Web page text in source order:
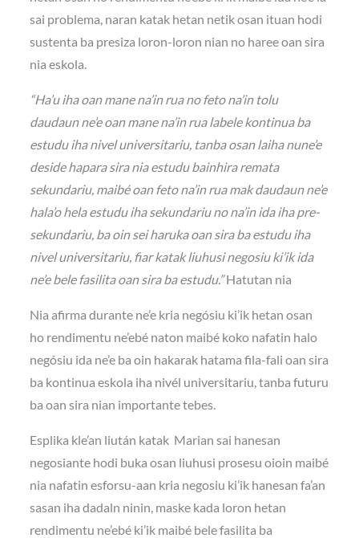
sai problema, naran katak hetan netik osan ituan hodi
sustenta ba presiza loron-loron nian no haree oan sira
nia eskola.
“Ha’u iha oan mane na’in rua no feto na’in tolu
daudaun ne’e oan mane na’in rua labele kontinua ba
estudu iha nivel universitariu, tanba osan laiha nune’e
deside hapara sira nia estudu bainhira remata
sekundariu, maibé oan feto na’in rua mak daudaun ne’e
hala’o hela estudu iha sekundariu no na’in ida iha pre-
sekundariu, ba oin sei haruka oan sira ba estudu iha
nivel universitariu, fiar katak liuhusi negosiu ki’ik ida
ne’e bele fasilita oan sira ba estudu.”Hatutan nia
Nia afirma durante ne’e kria negósiu ki’ik hetan osan
ho rendimentu ne’ebé naton maibé koko nafatin halo
negósiu ida ne’e ba oin hakarak hatama fila-fali oan sira
ba kontinua eskola iha nivél universitariu, tanba futuru
ba oan sira nian importante tebes.
Esplika kle’an liután katak Marian sai hanesan
negosiante hodi buka osan liuhusi prosesu oioin maibé
nia nafatin esforsu-aan kria negosiu ki’ik hanesan fa’an
sasan iha dadaln ninin, maske kada loron hetan
rendimentu ne’ebé ki’ik maibé bele fasilita ba